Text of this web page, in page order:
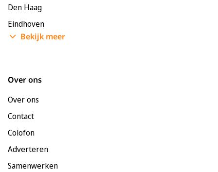
Den Haag
Eindhoven
Enschede
Bekijk meer
Over ons
Over ons
Contact
Colofon
Adverteren
Samenwerken